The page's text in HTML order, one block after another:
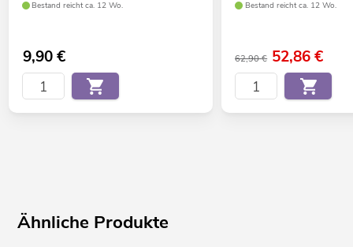
Bestand reicht ca. 12 Wo.
9,90€
Bestand reicht ca. 12 Wo.
62,90 € 52,86€
Ähnliche Produkte